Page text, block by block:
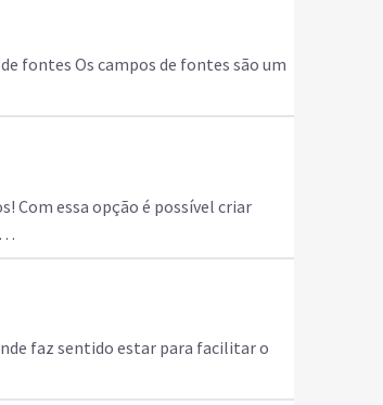
fontes Os campos de fontes são um
Com essa opção é possível criar
faz sentido estar para facilitar o